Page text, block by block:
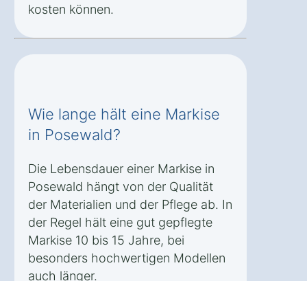
kosten können.
Wie lange hält eine Markise
in Posewald?
Die Lebensdauer einer Markise in
Posewald hängt von der Qualität
der Materialien und der Pflege ab. In
der Regel hält eine gut gepflegte
Markise 10 bis 15 Jahre, bei
besonders hochwertigen Modellen
auch länger.